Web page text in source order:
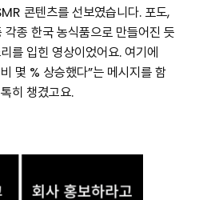
콘텐츠를 선보였습니다. 포도,
종 한국 농식품으로 만들어진 듯
를 입힌 영상이었어요. 여기에
몇 % 상승했다”는 메시지를 함
히 챙겼고요.